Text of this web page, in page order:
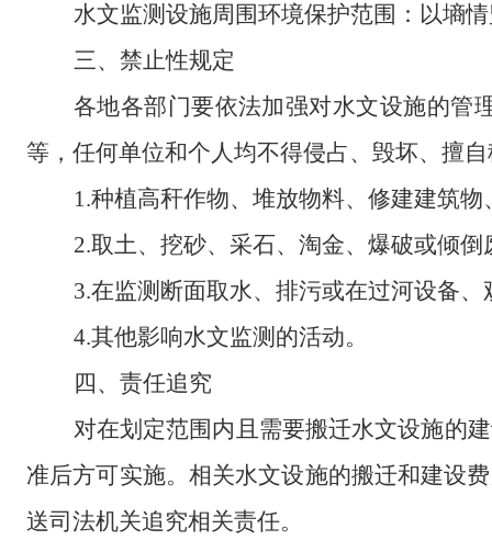
水文监测设施周围环境保护范围：以墒
三、 禁止性规定
各地各部门要依法加强对水文设施的管
等，任何单位和个人均不得侵占、毁坏、擅
1.种植高秆作物、堆放物料、修建建筑物
2.取土、挖砂、采石、淘金、爆破或倾倒
3.在监测断面取水、排污或在过河设备
4.其他影响水文监测的活动。
四、 责任追究
对在划定范围内 且 需要搬迁水文设施的
准后方可实施。相关水文设施的搬迁和建设
送司法机关追究相关责任。